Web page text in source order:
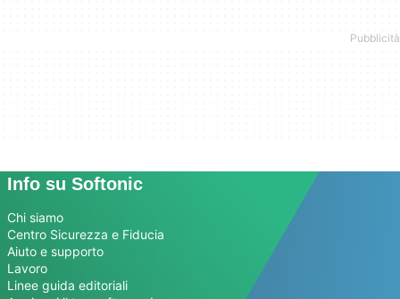
Info su Softonic
Chi siamo
Centro Sicurezza e Fiducia
Aiuto e supporto
Lavoro
Linee guida editoriali